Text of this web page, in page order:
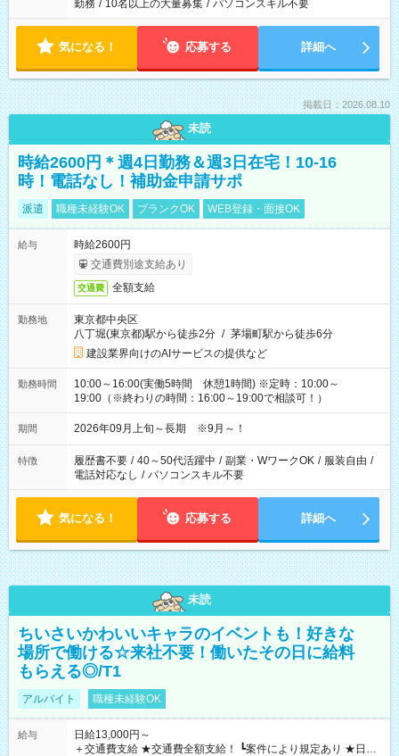
勤務 / 10名以上の大量募集 / パソコンスキル不要
気になる！ 応募する 詳細へ
掲載日：2026.08.10
未読
時給2600円＊週4日勤務＆週3日在宅！10-16
時！電話なし！補助金申請サポ
派遣 職種未経験OK ブランクOK WEB登録・面接OK
給与
時給2600円
交通費別途支給あり
交通費 全額支給
勤務地
東京都中央区
八丁堀(東京都)駅から徒歩2分 / 茅場町駅から徒歩6分
建設業界向けのAIサービスの提供など
勤務時間
10:00～16:00(実働5時間 休憩1時間) ※定時：10:00～
19:00（※終わりの時間：16:00～19:00で相談可！）
期間 2026年09月上旬～長期 ※9月～！
特徴 履歴書不要 / 40～50代活躍中 / 副業・WワークOK / 服装自由 /
電話対応なし / パソコンスキル不要
気になる！ 応募する 詳細へ
未読
ちいさいかわいいキャラのイベントも！好きな
場所で働ける☆来社不要！働いたその日に給料
もらえる◎/T1
アルバイト 職種未経験OK
給与
日給13,000円～
＋交通費支給 ★交通費全額支給！ ┗案件により規定あり ★日払